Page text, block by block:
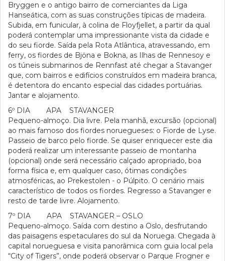
Bryggen e o antigo bairro de comerciantes da Liga
Hanseática, com as suas construções típicas de madeira.
Subida, em funicular, à colina de Floyfjellet, a partir da qual
poderá contemplar uma impressionante vista da cidade e
do seu fiorde. Saída pela Rota Atlântica, atravessando, em
ferry, os fiordes de Bjöna e Bokna, as Ilhas de Rennesoy e
os túneis submarinos de Rennfast até chegar a Stavanger
que, com bairros e edifícios construídos em madeira branca,
é detentora do encanto especial das cidades portuárias.
Jantar e alojamento.
6º DIA APA STAVANGER
Pequeno-almoço. Dia livre. Pela manhã, excursão (opcional)
ao mais famoso dos fiordes noruegueses: o Fiorde de Lyse.
Passeio de barco pelo fiorde. Se quiser enriquecer este dia
poderá realizar um interessante passeio de montanha
(opcional) onde será necessário calçado apropriado, boa
forma física e, em qualquer caso, ótimas condições
atmosféricas, ao Prekestolen - o Púlpito. O cenário mais
característico de todos os fiordes. Regresso a Stavanger e
resto de tarde livre. Alojamento.
7º DIA APA STAVANGER – OSLO
Pequeno-almoço. Saída com destino a Oslo, desfrutando
das paisagens espetaculares do sul da Noruega. Chegada à
capital norueguesa e visita panorâmica com guia local pela
“City of Tigers”, onde poderá observar o Parque Frogner e